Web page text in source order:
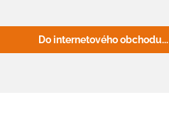
Do internetového obchodu...